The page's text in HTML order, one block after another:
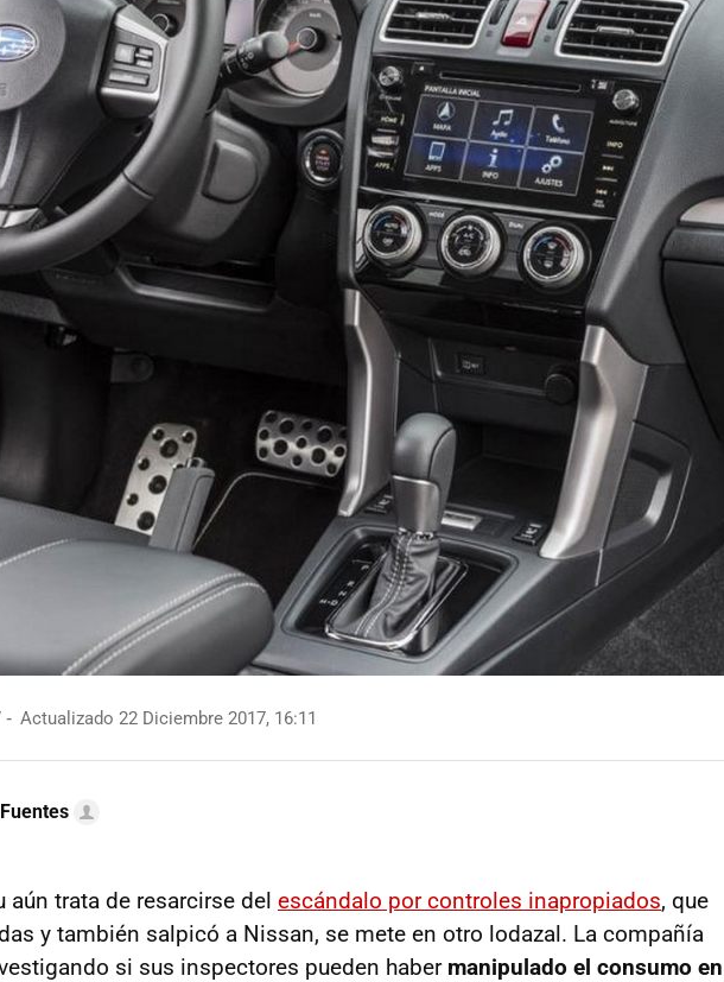
Actualizado 22 Diciembre 2017, 16:11
aún trata de resarcirse del escándalo por controles inapropiados, que
y también salpicó a Nissan, se mete en otro lodazal. La compañía
si sus inspectores pueden haber manipulado el consumo en